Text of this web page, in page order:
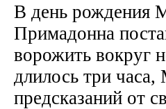
В день рождения
Примадонна
ворожить вокруг
длилось три
предсказаний от